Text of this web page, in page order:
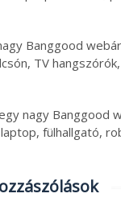
Banggood
TV
nagy Banggood
fülhallgató,